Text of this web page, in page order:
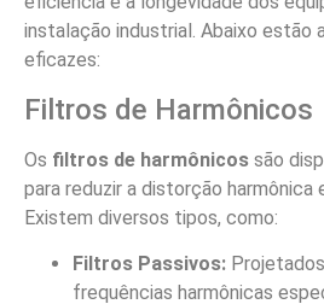
instalação industrial. Abaixo estão
eficazes:
Filtros de Harmônicos
Os filtros de harmônicos são
para reduzir a distorção harmônica
Existem diversos tipos, como:
Filtros Passivos:
frequências harmônicas